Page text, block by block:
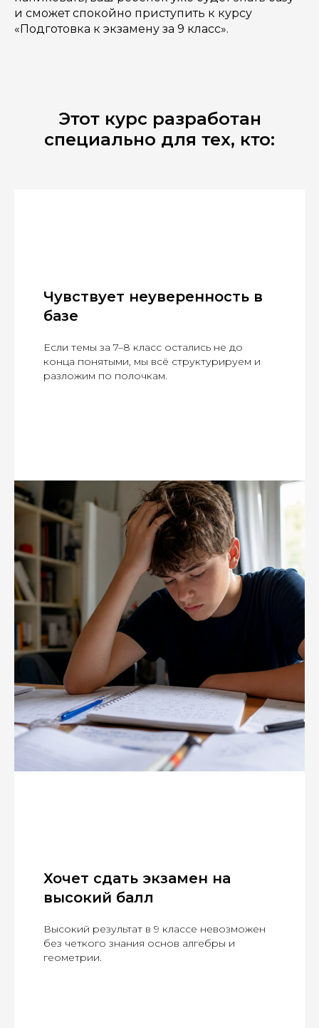
и сможет спокойно приступить к курсу
«Подготовка к экзамену за 9 класс».
Этот курс разработан
специально для тех, кто:
Чувствует неуверенность в
базе
Если темы за 7–8 класс остались не до
конца понятыми, мы всё структурируем и
разложим по полочкам.
Хочет сдать экзамен на
высокий балл
Высокий результат в 9 классе невозможен
без четкого знания основ алгебры и
геометрии.